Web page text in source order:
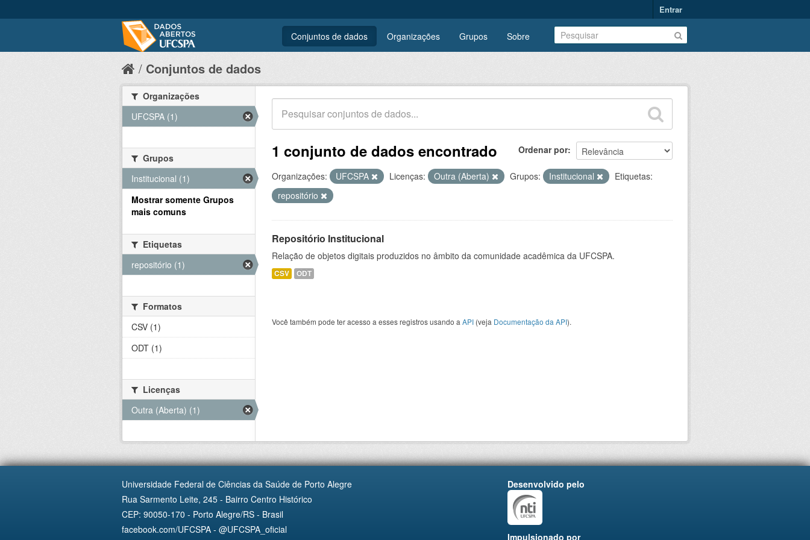
Entrar
Conjuntos de dados Organizações Grupos Sobre
Conjuntos de dados
Ordenar por
1 conjunto de dados encontrado
Organizações: UFCSPA Licenças: Outra (Aberta) Grupos: Institucional
Etiquetas:
repositório
Repositório Institucional
Relação de objetos digitais produzidos no âmbito da comunidade acadêmica da UFCSPA.
CSV ODT
Você também pode ter acesso a esses registros usando a API (veja Documentação da API).
Organizações
UFCSPA (1)
Grupos
Institucional (1)
Mostrar somente Grupos
mais comuns
Etiquetas
repositório (1)
Formatos
CSV (1)
ODT (1)
Licenças
Outra (Aberta) (1)
Universidade Federal de Ciências da Saúde de Porto Alegre
Rua Sarmento Leite, 245 - Bairro Centro Histórico
CEP: 90050-170 - Porto Alegre/RS - Brasil
facebook.com/UFCSPA - @UFCSPA_oficial
Desenvolvido pelo
Impulsionado por